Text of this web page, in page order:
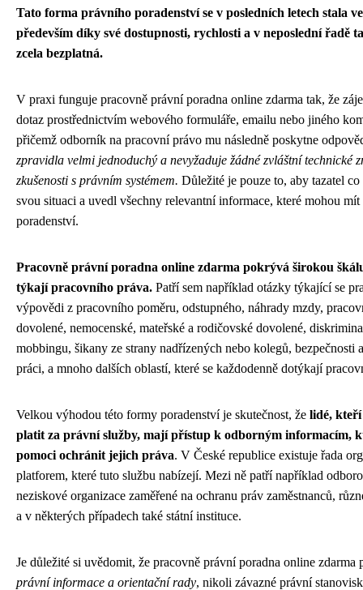
Tato forma právního poradenství se v posledních letech stala
především díky své dostupnosti, rychlosti a v neposlední řadě
zcela bezplatná.
V praxi funguje pracovně právní poradna online zdarma tak, že
dotaz prostřednictvím webového formuláře, emailu nebo jiného
přičemž odborník na pracovní právo mu následně poskytne
zpravidla velmi jednoduchý a nevyžaduje žádné zvláštní technické
zkušenosti s právním systémem. Důležité je pouze to, aby tazatel
svou situaci a uvedl všechny relevantní informace, které mohou
poradenství.
Pracovně právní poradna online zdarma pokrývá širokou
týkají pracovního práva. Patří sem například otázky týkající se
výpovědi z pracovního poměru, odstupného, náhrady mzdy,
dovolené, nemocenské, mateřské a rodičovské dovolené,
mobbingu, šikany ze strany nadřízených nebo kolegů, bezpečnosti
práci, a mnoho dalších oblastí, které se každodenně dotýkají
Velkou výhodou této formy poradenství je skutečnost, že lidé, kteří
platit za právní služby, mají přístup k odborným informacím,
pomoci ochránit jejich práva. V České republice existuje řada
platforem, které tuto službu nabízejí. Mezi ně patří například
neziskové organizace zaměřené na ochranu práv zaměstnanců,
a v některých případech také státní instituce.
Je důležité si uvědomit, že pracovně právní poradna online zdarma
právní informace a orientační rady, nikoli závazné právní